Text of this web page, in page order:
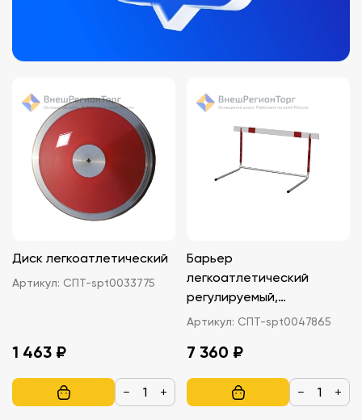
Диск легкоатлетический
Артикул: СПТ-spt0033775
1 463 ₽
− +
Барьер
легкоатлетический
регулируемый,
юношеский, 120х7х2 см
Артикул: СПТ-spt0047865
7 360 ₽
− +